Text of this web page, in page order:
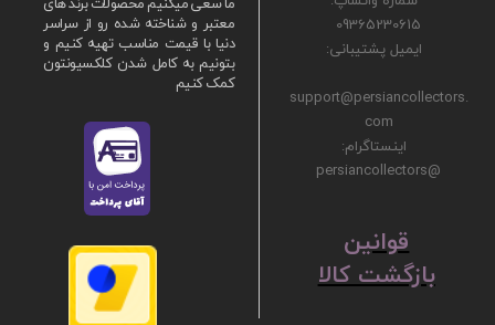
معتبر و شناخته شده رو از سراسر
دنیا با قیمت مناسب تهیه کنیم و
بتونیم به کامل شدن کلکسیونتون
کمک کنیم
09365230615
ایمیل پشتیبانی:
support@persiancollectors.
com
اینستاگرام:
@persiancollectors
ق​​​​​​​وانین
بازگشت کالا